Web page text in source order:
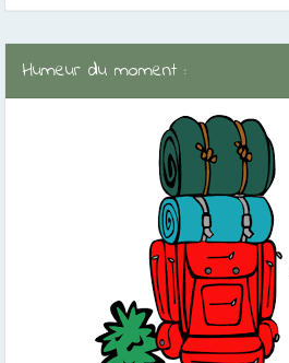
Humeur du moment :